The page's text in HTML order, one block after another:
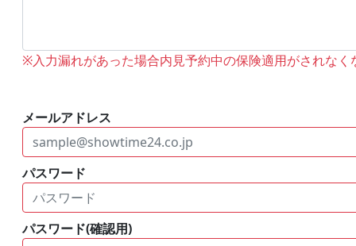
※入力漏れがあった場合内見予約中の保険適用がされなく
メールアドレス
パスワード
パスワード(確認用)